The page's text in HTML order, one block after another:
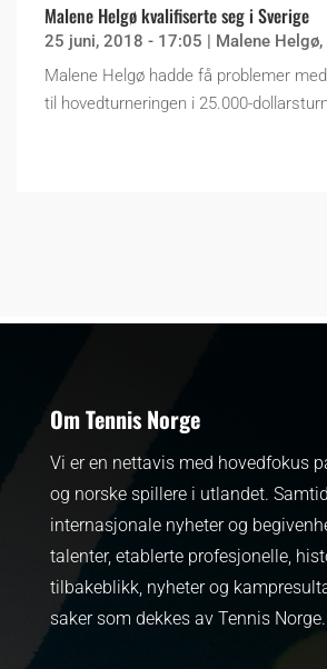
Malene Helgø kvalifiserte seg i Sverige
25 juni, 2018 - 17:05 | Malene Helgø,
Malene Helgø hadde få problemer
til hovedturneringen i 25.000-
Om Tennis Norge
Vi er en nettavis med hovedfokus
og norske spillere i utlandet.
internasjonale nyheter og
talenter, etablerte profesjonelle,
tilbakeblikk, nyheter og
saker som dekkes av Tennis Norge.